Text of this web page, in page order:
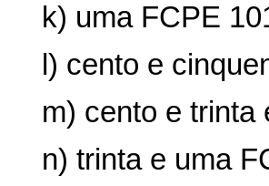
k) uma FCPE
l) cento e
m) cento e trinta
n) trinta e uma